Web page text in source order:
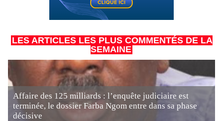
LES ARTICLES LES PLUS COMMENTÉS DE LA
SEMAINE
Affaire des 125 milliards : l’enquête judiciaire est
terminée, le dossier Farba Ngom entre dans sa phase
décisive